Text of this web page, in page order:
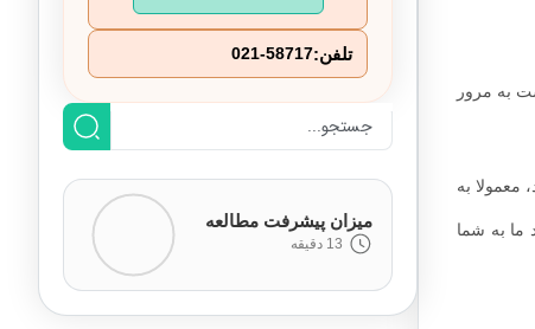
به مرور
معمولا به
ما به شما
تلفن:021-58717
میزان پیشرفت مطالعه
13 دقیقه